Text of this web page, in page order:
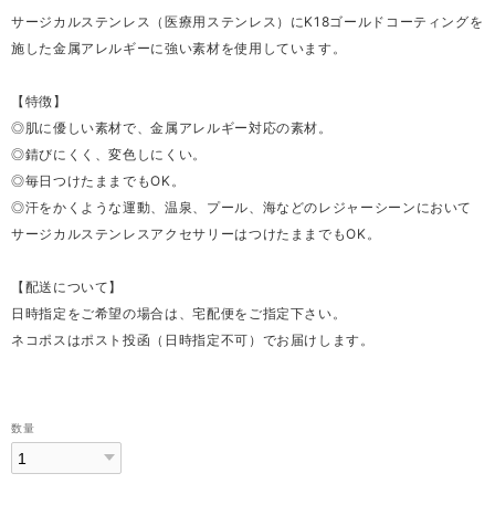
サージカルステンレス（医療用ステンレス）にK18ゴールドコーティングを
施した金属アレルギーに強い素材を使用しています。
【特徴】
◎肌に優しい素材で、金属アレルギー対応の素材。
◎錆びにくく、変色しにくい。
◎毎日つけたままでもOK。
◎汗をかくような運動、温泉、プール、海などのレジャーシーンにおいて
サージカルステンレスアクセサリーはつけたままでもOK。
【配送について】
日時指定をご希望の場合は、宅配便をご指定下さい。
ネコポスはポスト投函（日時指定不可）でお届けします。
数量